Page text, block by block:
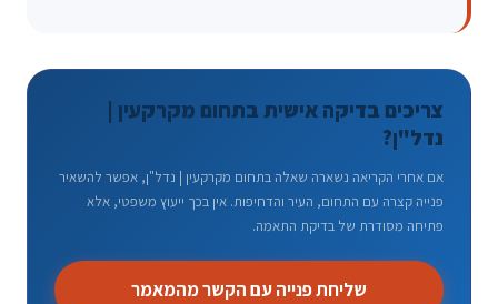
צריכים בדיקה אישית בתחום מקרקעין |
נדל"ן?
אם אחרי הקריאה נשארה שאלה בתחום מקרקעין | נדל"ן, אפשר להשאיר
פנייה קצרה עם התחום, העיר והדחיפות. אין בכך ייעוץ משפטי, אלא
פתיחה מסודרת של בדיקת התאמה.
שליחת פנייה עם הקשר מהמאמר